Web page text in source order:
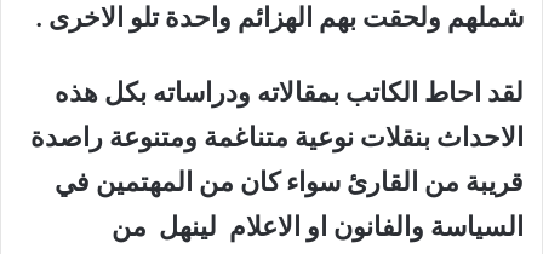
شملهم ولحقت بهم الهزائم واحدة تلو الاخرى .
لقد احاط الكاتب بمقالاته ودراساته بكل هذه
الاحداث بنقلات نوعية متناغمة ومتنوعة راصدة
قريبة من القارئ سواء كان من المهتمين في
السياسة والفانون او الاعلام لينهل من